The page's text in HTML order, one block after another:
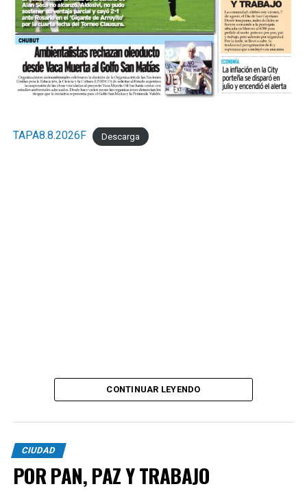
TAPA8.8.2026F Descarga
CONTINUAR LEYENDO
CIUDAD
POR PAN, PAZ Y TRABAJO